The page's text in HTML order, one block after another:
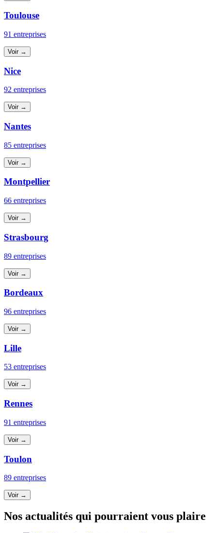
Toulouse
91 entreprises
Voir →
Nice
92 entreprises
Voir →
Nantes
85 entreprises
Voir →
Montpellier
66 entreprises
Voir →
Strasbourg
89 entreprises
Voir →
Bordeaux
96 entreprises
Voir →
Lille
53 entreprises
Voir →
Rennes
91 entreprises
Voir →
Toulon
89 entreprises
Voir →
Nos actualités qui pourraient vous plaire